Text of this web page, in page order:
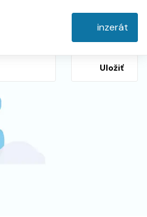
inzerát
Uložiť